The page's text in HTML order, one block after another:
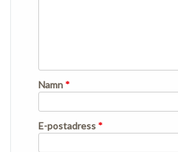
Namn *
E-postadress *